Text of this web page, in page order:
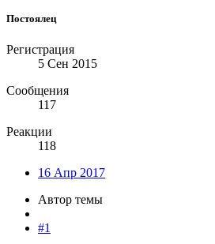
Постоялец
Регистрация
5 Сен 2015
Сообщения
117
Реакции
118
16 Апр 2017
Автор темы
#1